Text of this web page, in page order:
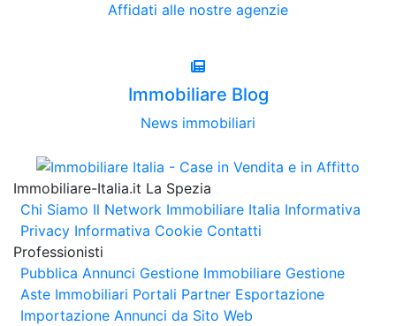
Affidati alle nostre agenzie
Immobiliare Blog
News immobiliari
Immobiliare-Italia.it La Spezia
Chi Siamo Il Network Immobiliare Italia Informativa
Privacy Informativa Cookie Contatti
Professionisti
Pubblica Annunci Gestione Immobiliare Gestione
Aste Immobiliari Portali Partner Esportazione
Importazione Annunci da Sito Web